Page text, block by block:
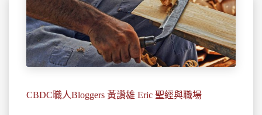
CBDC職人Bloggers 黃讚雄 Eric 聖經與職場